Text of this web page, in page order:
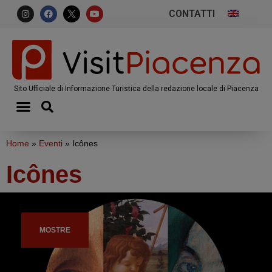
CONTATTI
Sito Ufficiale di Informazione Turistica della redazione locale di Piacenza
Home » Eventi » Icônes
Icônes
MOSTRE